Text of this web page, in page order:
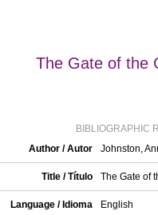
The Gate of the
BIBLIOGRAPHIC
Author / Autor
Johnston,
Title / Título The Gate of
Language / Idioma English